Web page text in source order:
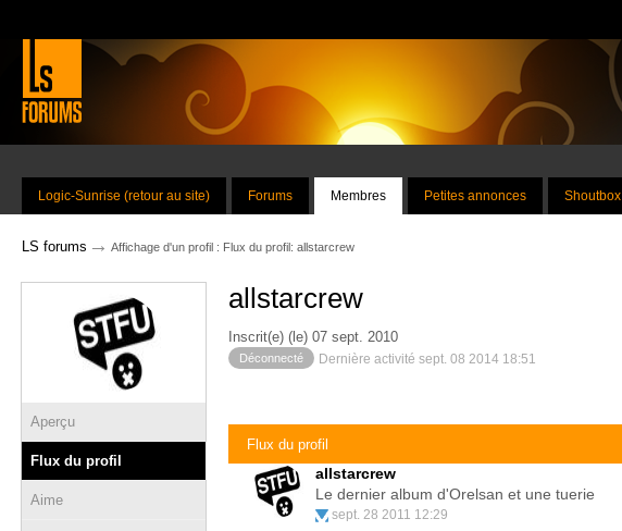
Logic-Sunrise (retour au site) Forums Membres Petites annonces Shoutbox
LS forums → Affichage d'un profil : Flux du profil: allstarcrew
Aperçu
Flux du profil
Aime
allstarcrew
Inscrit(e) (le) 07 sept. 2010
Déconnecté Dernière activité sept. 08 2014 18:51
Flux du profil
allstarcrew
Le dernier album d'Orelsan et une tuerie
sept. 28 2011 12:29